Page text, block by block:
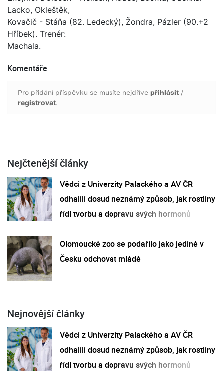
Lacko, Okleštěk,
Kovačič - Stáňa (82. Ledecký), Žondra, Pázler (90.+2
Hříbek). Trenér:
Machala.
Komentáře
Pro přidání příspěvku se musíte nejdříve přihlásit /
registrovat.
Nejčtenější články
Vědci z Univerzity Palackého a AV ČR
odhalili dosud neznámý způsob, jak rostliny
řídí tvorbu a dopravu svých hormonů
Olomoucké zoo se podařilo jako jediné v
Česku odchovat mládě
Nejnovější články
Vědci z Univerzity Palackého a AV ČR
odhalili dosud neznámý způsob, jak rostliny
řídí tvorbu a dopravu svých hormonů